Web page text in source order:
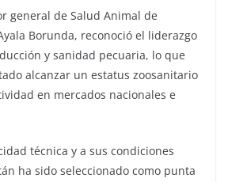
general de Salud Animal de
Borunda, reconoció el liderazgo
y sanidad pecuaria, lo que
alcanzar un estatus zoosanitario
en mercados nacionales e
técnica y a sus condiciones
ha sido seleccionado como punta